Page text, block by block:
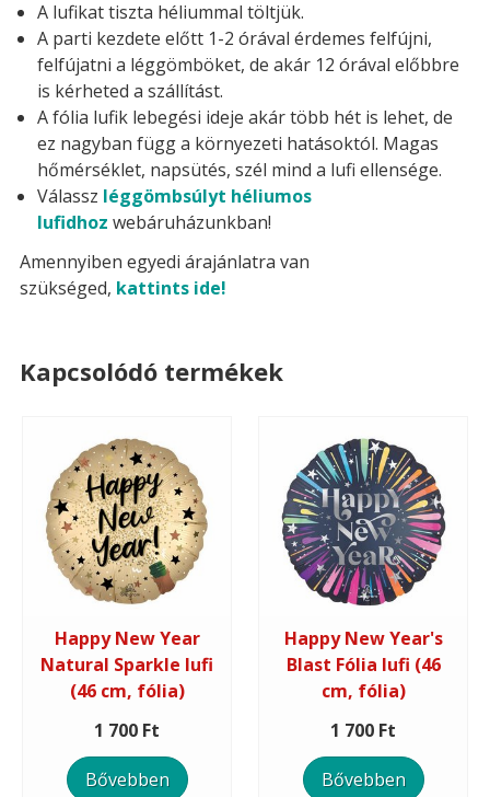
A lufikat tiszta héliummal töltjük.
A parti kezdete előtt 1-2 órával érdemes felfújni,
felfújatni a léggömböket, de akár 12 órával előbbre
is kérheted a szállítást.
A fólia lufik lebegési ideje akár több hét is lehet, de
ez nagyban függ a környezeti hatásoktól. Magas
hőmérséklet, napsütés, szél mind a lufi ellensége.
Válassz léggömbsúlyt héliumos
lufidhoz webáruházunkban!
Amennyiben egyedi árajánlatra van
szükséged, kattints ide!
Kapcsolódó termékek
Happy New Year
Natural Sparkle lufi
(46 cm, fólia)
1 700 Ft
Bővebben
Happy New Year's
Blast Fólia lufi (46
cm, fólia)
1 700 Ft
Bővebben